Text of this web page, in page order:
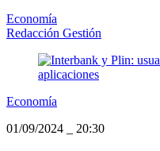
Economía
Redacción Gestión
Economía
01/09/2024
20:30